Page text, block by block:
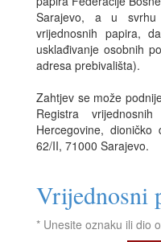
Sarajevo, a u svrhu
vrijednosnih papira,
usklađivanje osobnih
adresa prebivališta).
Zahtjev se može
Registra
Hercegovine,
62/II, 71000 Sarajevo.
Vrijednosni
* Unesite oznaku ili dio